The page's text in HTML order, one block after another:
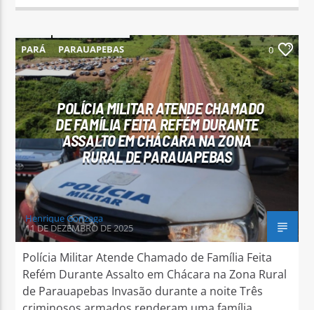
PARÁ PARAUAPEBAS 0
POLÍCIA MILITAR ATENDE CHAMADO
DE FAMÍLIA FEITA REFÉM DURANTE
ASSALTO EM CHÁCARA NA ZONA
RURAL DE PARAUAPEBAS
Henrique Gonzaga
11 DE DEZEMBRO DE 2025
Polícia Militar Atende Chamado de Família Feita
Refém Durante Assalto em Chácara na Zona Rural
de Parauapebas Invasão durante a noite Três